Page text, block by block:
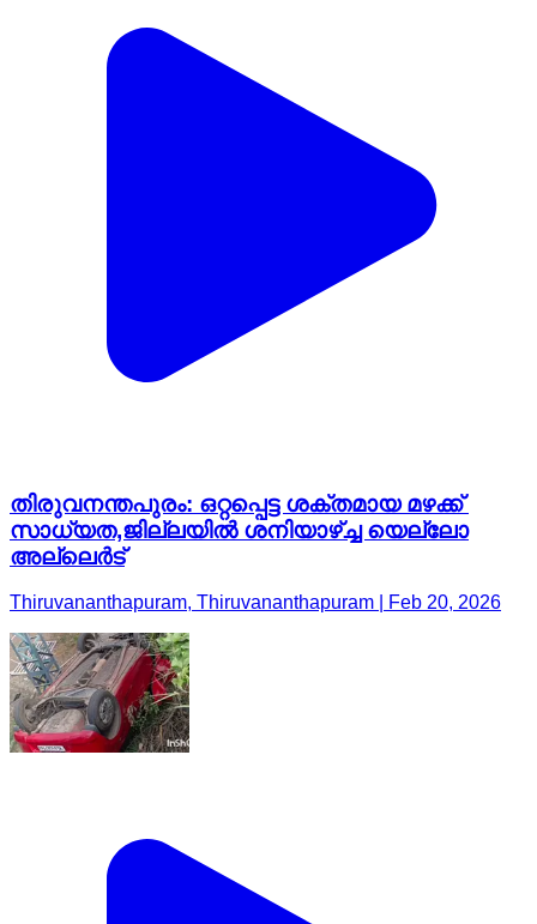
തിരുവനന്തപുരം: ഒറ്റപ്പെട്ട ശക്തമായ മഴക്ക്
സാധ്യത,ജില്ലയിൽ ശനിയാഴ്ച്ച യെല്ലോ
അല്ലെർട്
Thiruvananthapuram, Thiruvananthapuram | Feb 20, 2026